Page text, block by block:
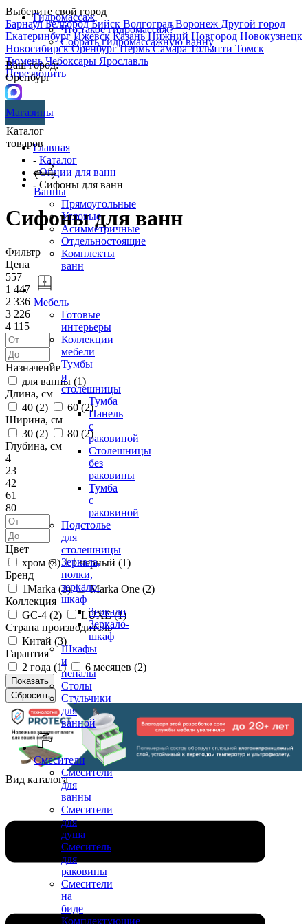
Выберите свой город
БарнаулБелгородБийск ВолгоградВоронеж Другой город
ЕкатеринбургИжевскКазаньНижний Новгород Новокузнецк
НовосибирскОренбургПермьСамараТольятти Томск
ТюменьЧебоксары Ярославль
Перезвонить
Гидромассаж
Что такое гидромассаж?
Собрать гидромассажную ванну
Ваш город:
Оренбург
Магазины
Каталог
товаров
Ванны
Прямоугольные
Угловые
Асимметричные
Отдельностоящие
Комплекты
ванн
Мебель
Готовые
интерьеры
Коллекции
мебели
Тумбы
и
столешницы
Тумба
Панель
с
раковиной
Столешницы
без
раковины
Тумба
с
раковиной
Подстолье
для
столешницы
Зеркала,
полки,
зеркало-
шкаф
Зеркало
Зеркало-
шкаф
Шкафы
и
пеналы
Столы
Стульчики
для
ванной
Смесители
Смесители
для
ванны
Смесители
для
душа
Смеситель
для
раковины
Смесители
на
биде
Комплектующие
Главная
- Каталог
-Опции для ванн
- Сифоны для ванн
Сифоны для ванн
Фильтр
Цена
557
1 447
2 336
3 226
4 115
Назначение
для ванны (1)
Длина, см
40 (2) 60 (2)
Ширина, см
30 (2) 80 (2)
Глубина, см
4
23
42
61
80
Цвет
хром (3) черный (1)
Бренд
1Marka (3) Marka One (2)
Коллекция
GC-4 (2) LUXE (1)
Страна производитель
Китай (3)
Гарантия
2 года (1) 6 месяцев (2)
Вид каталога